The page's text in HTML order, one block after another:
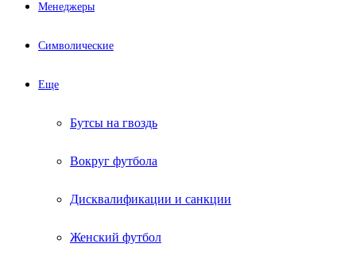
Менеджеры
Символические
Еще
Бутсы на гвоздь
Вокруг футбола
Дисквалификации и санкции
Женский футбол